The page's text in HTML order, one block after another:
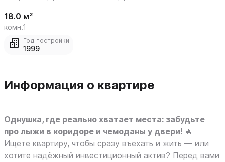
18.0 м²
комн.1
Год постройки
1999
Информация о квартире
Однушка, где реально хватает места: забудьте
про лыжи в коридоре и чемоданы у двери! 🔥
Ищете квартиру, чтобы сразу въехать и жить — или
хотите надёжный инвестиционный актив? Перед вами